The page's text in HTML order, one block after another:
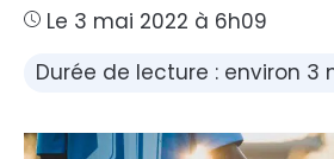
Le 3 mai 2022 à 6h09
Durée de lecture : environ 3